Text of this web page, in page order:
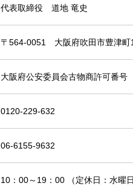
代表取締役 道地 竜史
〒564-0051 大阪府吹田市豊津町
大阪府公安委員会古物商許可番
0120-229-632
06-6155-9632
10：00～19：00 （定休日：水曜